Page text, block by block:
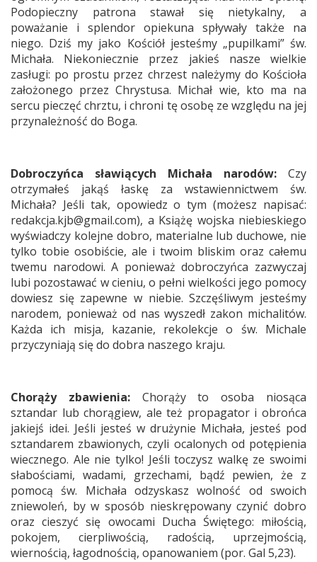
Podopieczny patrona stawał się nietykalny, a
poważanie i splendor opiekuna spływały także na
niego. Dziś my jako Kościół jesteśmy „pupilkami” św.
Michała. Niekoniecznie przez jakieś nasze wielkie
zasługi: po prostu przez chrzest należymy do Kościoła
założonego przez Chrystusa. Michał wie, kto ma na
sercu pieczęć chrztu, i chroni tę osobę ze względu na jej
przynależność do Boga.
Dobroczyńca sławiących Michała narodów: Czy
otrzymałeś jakąś łaskę za wstawiennictwem św.
Michała? Jeśli tak, opowiedz o tym (możesz napisać:
redakcja.kjb@gmail.com), a Książę wojska niebieskiego
wyświadczy kolejne dobro, materialne lub duchowe, nie
tylko tobie osobiście, ale i twoim bliskim oraz całemu
twemu narodowi. A ponieważ dobroczyńca zazwyczaj
lubi pozostawać w cieniu, o pełni wielkości jego pomocy
dowiesz się zapewne w niebie. Szczęśliwym jesteśmy
narodem, ponieważ od nas wyszedł zakon michalitów.
Każda ich misja, kazanie, rekolekcje o św. Michale
przyczyniają się do dobra naszego kraju.
Chorąży zbawienia: Chorąży to osoba niosąca
sztandar lub chorągiew, ale też propagator i obrońca
jakiejś idei. Jeśli jesteś w drużynie Michała, jesteś pod
sztandarem zbawionych, czyli ocalonych od potępienia
wiecznego. Ale nie tylko! Jeśli toczysz walkę ze swoimi
słabościami, wadami, grzechami, bądź pewien, że z
pomocą św. Michała odzyskasz wolność od swoich
zniewoleń, by w sposób nieskrępowany czynić dobro
oraz cieszyć się owocami Ducha Świętego: miłością,
pokojem, cierpliwością, radością, uprzejmością,
wiernością, łagodnością, opanowaniem (por. Gal 5,23).